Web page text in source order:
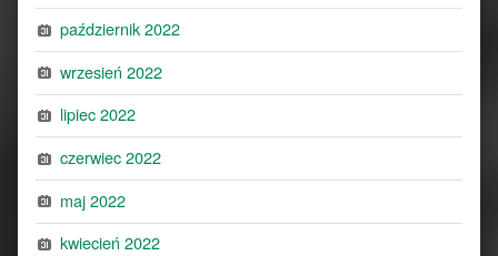
październik 2022
wrzesień 2022
lipiec 2022
czerwiec 2022
maj 2022
kwiecień 2022